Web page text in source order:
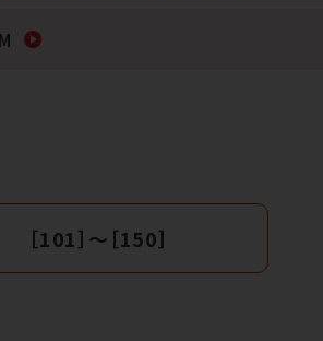
［101］〜［150］